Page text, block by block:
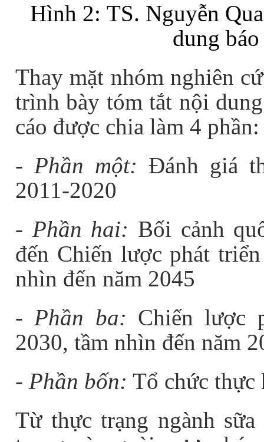
Hình 2: TS. Nguyễn
dung
Thay mặt nhóm nghiên
trình bày tóm tắt nội
cáo được chia làm 4 phần:
- Phần một: Đánh giá
2011-2020
- Phần hai: Bối cảnh
đến Chiến lược phát
nhìn đến năm 2045
- Phần ba: Chiến lược
2030, tầm nhìn đến năm
- Phần bốn: Tổ chức thực
Từ thực trạng ngành